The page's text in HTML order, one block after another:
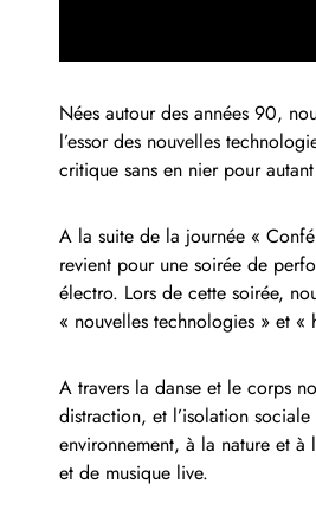
Nées autour des années 90,
l’essor des nouvelles
critique sans en nier pour
A la suite de la journée «
revient pour une soirée de
électro. Lors de cette soirée,
« nouvelles technologies » et «
A travers la danse et le corps
distraction, et l’isolation
environnement, à la nature et à
et de musique live.